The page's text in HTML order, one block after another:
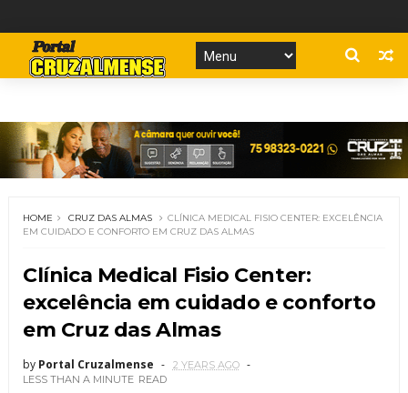
HOME CRUZ DAS ALMAS
CLÍNICA MEDICAL FISIO CENTER: EXCELÊNCIA
EM CUIDADO E CONFORTO EM CRUZ DAS ALMAS
Clínica Medical Fisio Center:
excelência em cuidado e conforto
em Cruz das Almas
by Portal Cruzalmense
2 YEARS AGO
LESS THAN A MINUTE READ